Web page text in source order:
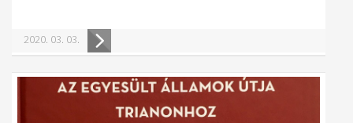
2020. 03. 03.